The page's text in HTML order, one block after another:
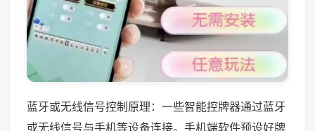
蓝牙或无线信号控制原理：一些智能控牌器通过蓝牙
或无线信号与手机等设备连接。手机端软件预设好牌